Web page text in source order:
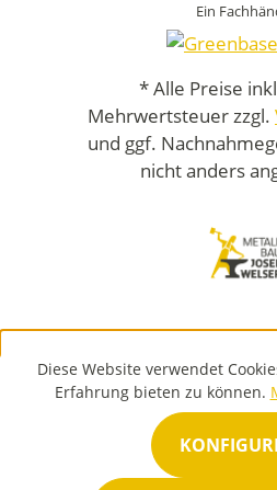
Ein
* Alle Preise
Mehrwertsteuer zzgl.
und ggf.
nicht anders
Diese Website verwendet
Erfahrung bieten zu können.